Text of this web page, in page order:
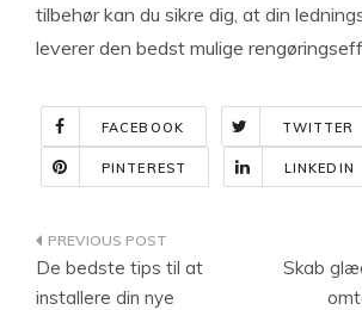
tilbehør kan du sikre dig, at din
leverer den bedst mulige
FACEBOOK TWITTER
PINTEREST LINKEDIN
Indlægsnavigation
De bedste tips til at
installere din nye
Skab